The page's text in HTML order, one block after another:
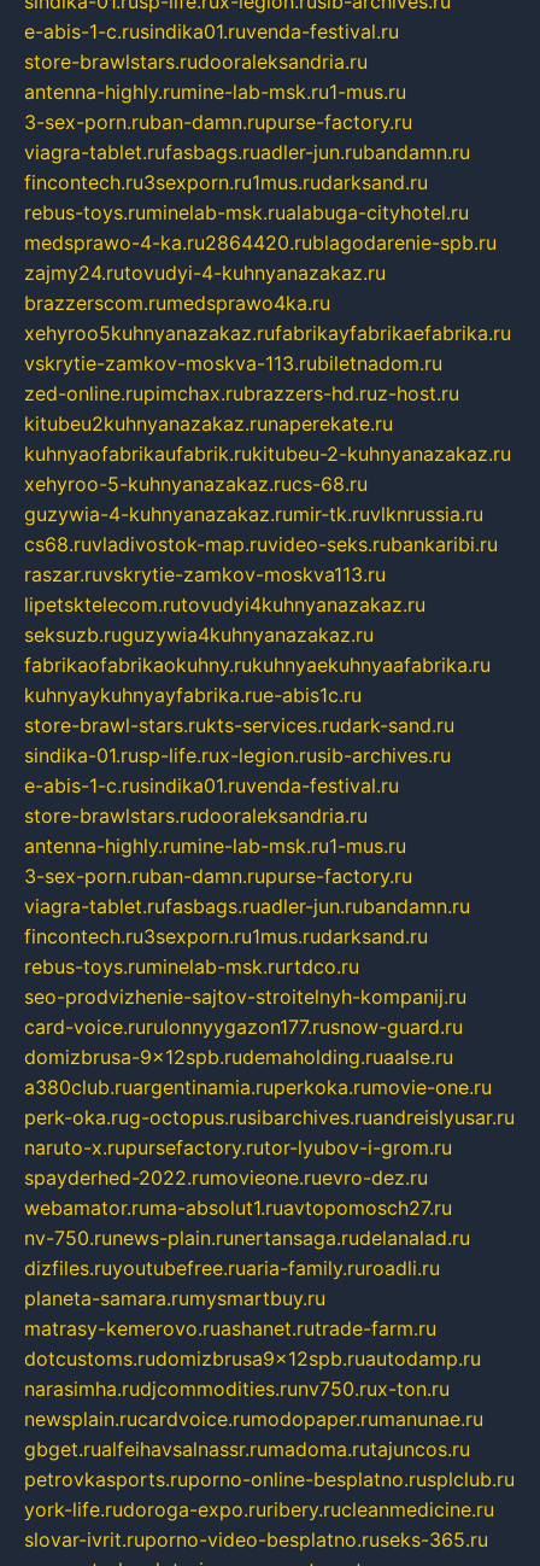
e-abis-1-c.rusindika01.ruvenda-festival.ru
store-brawlstars.rudooraleksandria.ru
antenna-highly.rumine-lab-msk.ru1-mus.ru
3-sex-porn.ruban-damn.rupurse-factory.ru
viagra-tablet.rufasbags.ruadler-jun.rubandamn.ru
fincontech.ru3sexporn.ru1mus.rudarksand.ru
rebus-toys.ruminelab-msk.rualabuga-cityhotel.ru
medsprawo-4-ka.ru2864420.rublagodarenie-spb.ru
zajmy24.rutovudyi-4-kuhnyanazakaz.ru
brazzerscom.rumedsprawo4ka.ru
xehyroo5kuhnyanazakaz.rufabrikayfabrikaefabrika.ru
vskrytie-zamkov-moskva-113.rubiletnadom.ru
zed-online.rupimchax.rubrazzers-hd.ruz-host.ru
kitubeu2kuhnyanazakaz.runaperekate.ru
kuhnyaofabrikaufabrik.rukitubeu-2-kuhnyanazakaz.ru
xehyroo-5-kuhnyanazakaz.rucs-68.ru
guzywia-4-kuhnyanazakaz.rumir-tk.ruvlknrussia.ru
cs68.ruvladivostok-map.ruvideo-seks.rubankaribi.ru
raszar.ruvskrytie-zamkov-moskva113.ru
lipetsktelecom.rutovudyi4kuhnyanazakaz.ru
seksuzb.ruguzywia4kuhnyanazakaz.ru
fabrikaofabrikaokuhny.rukuhnyaekuhnyaafabrika.ru
kuhnyaykuhnyayfabrika.rue-abis1c.ru
store-brawl-stars.rukts-services.rudark-sand.ru
sindika-01.rusp-life.rux-legion.rusib-archives.ru
e-abis-1-c.rusindika01.ruvenda-festival.ru
store-brawlstars.rudooraleksandria.ru
antenna-highly.rumine-lab-msk.ru1-mus.ru
3-sex-porn.ruban-damn.rupurse-factory.ru
viagra-tablet.rufasbags.ruadler-jun.rubandamn.ru
fincontech.ru3sexporn.ru1mus.rudarksand.ru
rebus-toys.ruminelab-msk.rurtdco.ru
seo-prodvizhenie-sajtov-stroitelnyh-kompanij.ru
card-voice.rurulonnyygazon177.rusnow-guard.ru
domizbrusa-9x12spb.rudemaholding.ruaalse.ru
a380club.ruargentinamia.ruperkoka.rumovie-one.ru
perk-oka.rug-octopus.rusibarchives.ruandreislyusar.ru
naruto-x.rupursefactory.rutor-lyubov-i-grom.ru
spayderhed-2022.rumovieone.ruevro-dez.ru
webamator.ruma-absolut1.ruavtopomosch27.ru
nv-750.runews-plain.runertansaga.rudelanalad.ru
dizfiles.ruyoutubefree.ruaria-family.ruroadli.ru
planeta-samara.rumysmartbuy.ru
matrasy-kemerovo.ruashanet.rutrade-farm.ru
dotcustoms.rudomizbrusa9x12spb.ruautodamp.ru
narasimha.rudjcommodities.runv750.rux-ton.ru
newsplain.rucardvoice.rumodopaper.rumanunae.ru
gbget.rualfeihavsalnassr.rumadoma.rutajuncos.ru
petrovkasports.ruporno-online-besplatno.rusplclub.ru
york-life.rudoroga-expo.ruribery.rucleanmedicine.ru
slovar-ivrit.ruporno-video-besplatno.ruseks-365.ru